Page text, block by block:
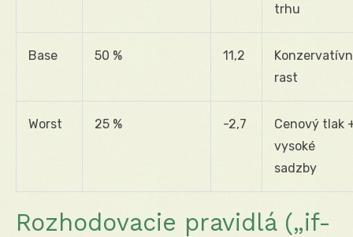
trhu
Base 50 % 11,2
rast
Worst 25 % -2,7
Cenový tlak
vysoké
sadzby
Rozhodovacie pravidlá („if-